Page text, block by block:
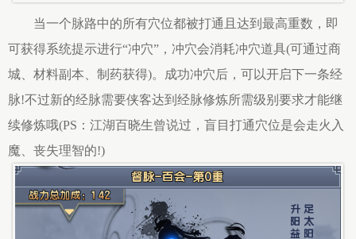
当一个脉路中的所有穴位都被打通且达到最高重数，即
可获得系统提示进行“冲穴”，冲穴会消耗冲穴道具(可通过商
城、材料副本、制药获得)。成功冲穴后，可以开启下一条经
脉!不过新的经脉需要侠客达到经脉修炼所需级别要求才能继
续修炼哦(PS：江湖百晓生曾说过，盲目打通穴位是会走火入
魔、丧失理智的!)